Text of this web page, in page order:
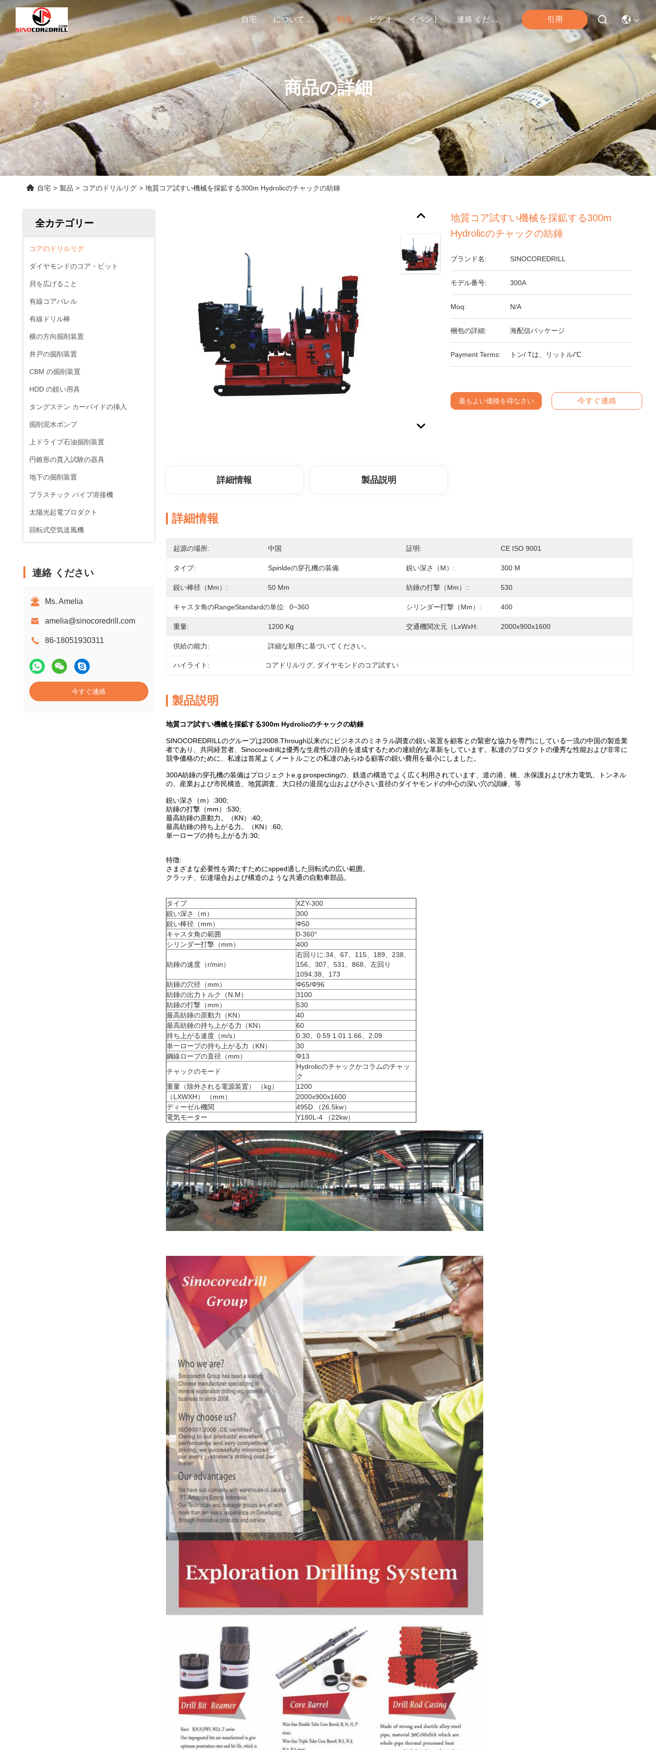
自宅 について 私達 製品 ビデオ イベント 連絡 ください 引用
商品の詳細
自宅 > 製品 > コアのドリルリグ > 地質コア試すい機械を採鉱する300m Hydrolicのチャックの紡錘
全カテゴリー
コアのドリルリグ
ダイヤモンドのコア・ビット
貝を広げること
有線コアバレル
有線ドリル棒
横の方向掘削装置
井戸の掘削装置
CBM の掘削装置
HDD の鋭い用具
タングステン カーバイドの挿入
掘削泥水ポンプ
上ドライブ石油掘削装置
円錐形の貫入試験の器具
地下の掘削装置
プラスチック パイプ溶接機
太陽光起電プロダクト
回転式空気送風機
連絡 ください
Ms. Amelia
amelia@sinocoredrill.com
86-18051930311
今すぐ連絡
地質コア試すい機械を採鉱する300m
Hydrolicのチャックの紡錘
ブランド名: SINOCOREDRILL
モデル番号: 300A
Moq: N/A
梱包の詳細: 海配信パッケージ
Payment Terms: トン/ Tは、リットル/℃
最もよい価格を得なさい 今すぐ連絡
詳細情報 製品説明
詳細情報
起源の場所: 中国 証明: CE ISO 9001
タイプ: Spinldeの穿孔機の装備 鋭い深さ（m）: 300 M
鋭い棒径（mm）: 50 Mm 紡錘の打撃（mm）:: 530
キャスタ角のrangeStandardの単位: 0~360 シリンダー打撃（mm）: 400
重量: 1200 Kg 交通機関次元（LxWxH: 2000x900x1600
供給の能力: 詳細な順序に基づいてください。
ハイライト: コアドリルリグ ダイヤモンドのコア試すい
製品説明
地質コア試すい機械を採鉱する300m Hydrolicのチャックの紡錘
SINOCOREDRILLのグループは2008.Through以来のにビジネスのミネラル調査の鋭い装置を顧客との緊密な協力を専門にしている一流の中国の製造業
者であり、共同経営者、Sinocoredrillは優秀な生産性の目的を達成するための連続的な革新をしています。私達のプロダクトの優秀な性能および非常に
競争価格のために、私達は首尾よくメートルごとの私達のあらゆる顧客の鋭い費用を最小にしました。
300A紡錘の穿孔機の装備はプロジェクトe.g.prospectingの、鉄道の構造でよく広く利用されています、道の港、橋、水保護および水力電気、トンネル
の、産業および市民構造、地質調査、大口径の退屈な山および小さい直径のダイヤモンドの中心の深い穴の訓練、等
鋭い深さ（m）:300;
紡錘の打撃（mm）:530;
最高紡錘の原動力。（KN）:40;
最高紡錘の持ち上がる力。（KN）:60;
単一ロープの持ち上がる力:30;
特徴:
さまざまな必要性を満たすためにspped適した回転式の広い範囲。
クラッチ、伝達場合および構造のような共通の自動車部品。
タイプ
XZY-300
鋭い深さ（m）
300
鋭い棒径（mm）
Φ50
キャスタ角の範囲
0-360°
シリンダー打撃（mm）
400
紡錘の速度（r/min）
右回りに:34 67 115 189 238
156
307 531 868
左回り
1094:38
173
紡錘の穴径（mm）
Φ65/Φ96
紡錘の出力トルク（N.M）
3100
紡錘の打撃（mm）
530
最高紡錘の原動力（KN）
40
最高紡錘の持ち上がる力（KN）
60
持ち上がる速度（m/s）
0.30、 0.59 1.01 1.66
2.09
単一ロープの持ち上がる力（KN）
30
鋼線ロープの直径（mm）
Φ13
チャックのモード
Hydrolicのチャックかコラムのチャッ
ク
重量（除外される電源装置） （kg）
1200
（LXWXH） （mm）
2000x900x1600
ディーゼル機関
495D （26.5kw）
電気モーター
Y180L-4 （22kw）